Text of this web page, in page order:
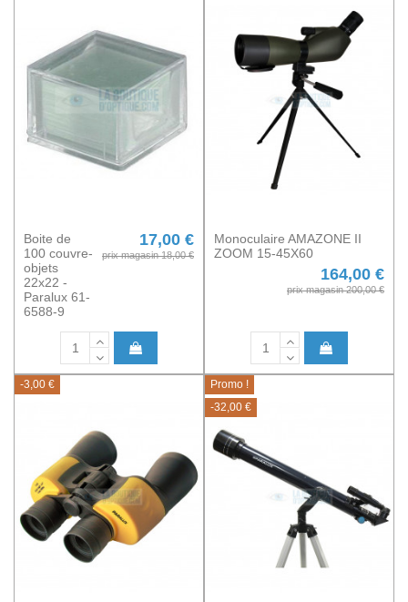
Boite de
100 couvre-
objets
22x22 -
Paralux 61-
6588-9
17,00 €
prix magasin 18,00 €
Monoculaire AMAZONE II
ZOOM 15-45X60
164,00 €
prix magasin 200,00 €
-3,00 €
Promo !
-32,00 €